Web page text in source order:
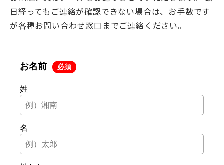
日経ってもご連絡が確認できない場合は、お手数です
が各種お問い合わせ窓口までご連絡ください。